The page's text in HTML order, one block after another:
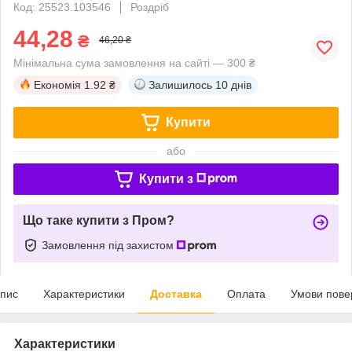
Код: 25523.103546
Роздріб
44,28 ₴ 46,20 ₴
Мінімальна сума замовлення на сайті — 300 ₴
Економія 1.92 ₴ Залишилось 10 днів
Купити
або
Купити з
Що таке купити з Пром?
Замовлення під захистом
Характеристики Доставка Оплата Умови
Характеристики